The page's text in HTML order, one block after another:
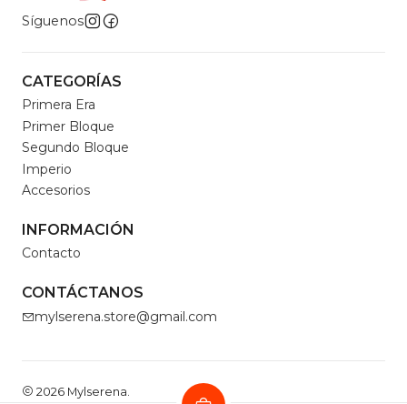
Síguenos
CATEGORÍAS
Primera Era
Primer Bloque
Segundo Bloque
Imperio
Accesorios
INFORMACIÓN
Contacto
CONTÁCTANOS
mylserena.store@gmail.com
2026 Mylserena.